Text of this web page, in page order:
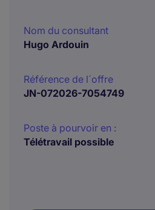
Nom du consultant
Hugo Ardouin
Référence de l´offre
JN-072026-7054749
Poste à pourvoir en :
Télétravail possible